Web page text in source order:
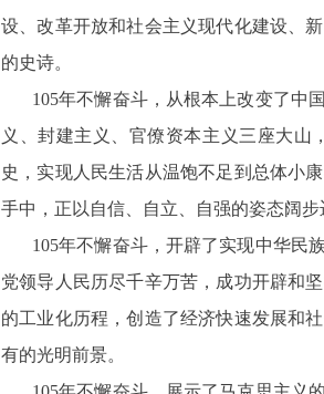
设、改革开放和社会主义现代化建设、
的史诗。
105年不懈奋斗，从根本上改变了中
义、封建主义、官僚资本主义三座大
史，实现人民生活从温饱不足到总体小
手中，正以自信、自立、自强的姿态阔步
105年不懈奋斗，开辟了实现中华民
党领导人民历尽千辛万苦，成功开辟和
的工业化历程，创造了经济快速发展和
有的光明前景。